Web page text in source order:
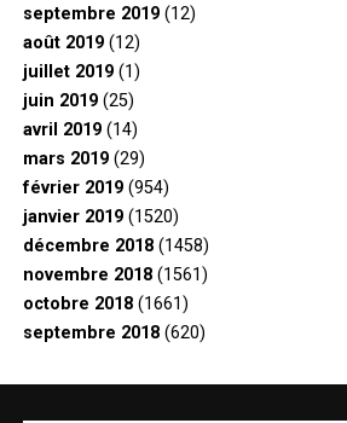
septembre 2019(12)
août 2019(12)
juillet 2019(1)
juin 2019(25)
avril 2019(14)
mars 2019(29)
février 2019(954)
janvier 2019(1520)
décembre 2018(1458)
novembre 2018(1561)
octobre 2018(1661)
septembre 2018(620)